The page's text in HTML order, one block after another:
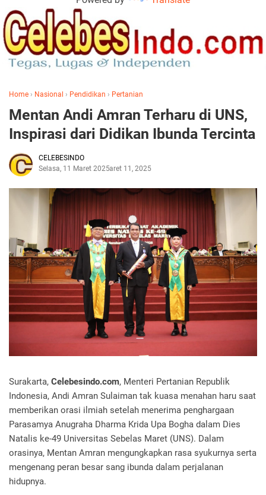
Home › Nasional › Pendidikan › Pertanian
Mentan Andi Amran Terharu di UNS,
Inspirasi dari Didikan Ibunda Tercinta
CELEBESINDO
Selasa, 11 Maret 2025Maret 11, 2025
Surakarta, Celebesindo.com, Menteri Pertanian Republik
Indonesia, Andi Amran Sulaiman tak kuasa menahan haru saat
memberikan orasi ilmiah setelah menerima penghargaan
Parasamya Anugraha Dharma Krida Upa Bogha dalam Dies
Natalis ke-49 Universitas Sebelas Maret (UNS). Dalam
orasinya, Mentan Amran mengungkapkan rasa syukurnya serta
mengenang peran besar sang ibunda dalam perjalanan
hidupnya.